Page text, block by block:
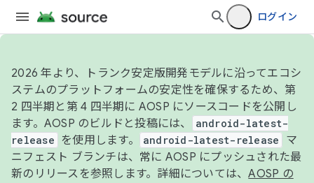
ログイン
2026 年より、トランク安定版開発モデルに沿ってエコシ
ステムのプラットフォームの安定性を確保するため、第
2 四半期と第 4 四半期に AOSP にソースコードを公開し
ます。AOSP のビルドと投稿には、
android-latest-
release
を使用します。 android-latest-release
マ
ニフェスト ブランチは、常に AOSP にプッシュされた最
新のリリースを参照します。詳細については、AOSP の